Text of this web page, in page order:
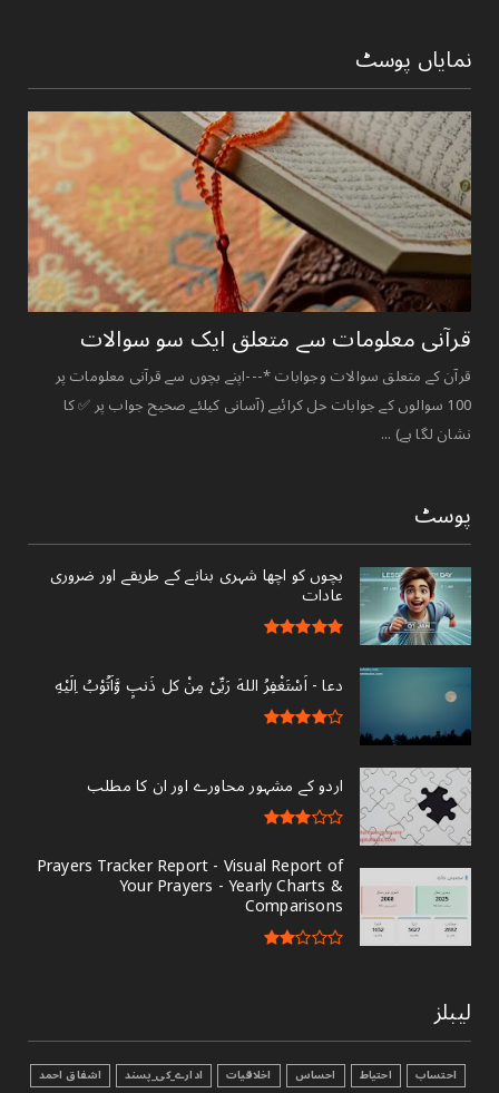
نمایاں پوسٹ
قرآنی ‏معلومات ‏سے ‏متعلق ‏ایک ‏سو ‏سوالات ‏
قرآن کے متعلق سوالات وجوابات *---اپنے بچوں سے قرآنی معلومات پر
100 سوالوں کے جوابات حل کرائیے (آسانی کیلئے صحیح جواب پر ✅ کا
نشان لگا ہے) ...
پوسٹ
بچوں کو اچھا شہری بنانے کے طریقے اور ضروری
عادات
دعا - ‎اَسْتَغْفِرُ اللهَ رَبِّىْ مِنْ کل ذَنبٍ وَّاَتُوْبُ اِلَيْهِ
اردو کے مشہور محاورے اور ان کا مطلب
Prayers Tracker Report - Visual Report of
Your Prayers - Yearly Charts &
Comparisons
لیبلز
احتساب احتیاط احساس اخلاقیات ادارے_کی_پسند
اشفاق احمد